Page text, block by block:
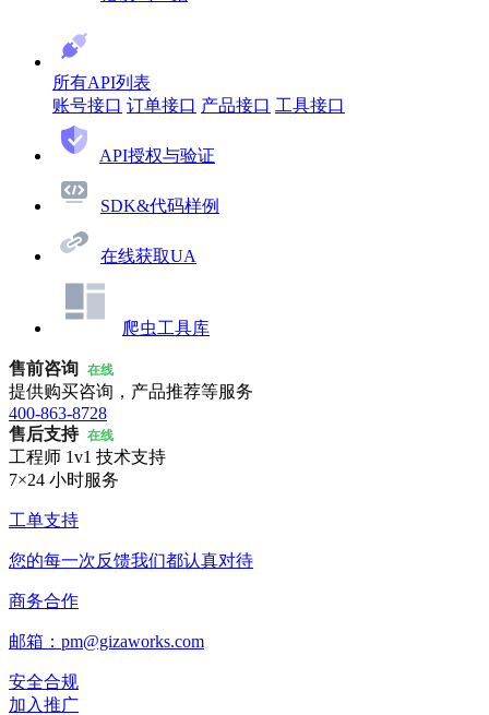
所有API列表
账号接口 订单接口 产品接口 工具接口
API授权与验证
SDK&代码样例
在线获取UA
爬虫工具库
售前咨询 在线
提供购买咨询，产品推荐等服务
400-863-8728
售后支持 在线
工程师 1v1 技术支持
7×24 小时服务
工单支持
您的每一次反馈我们都认真对待
商务合作
邮箱：pm@gizaworks.com
安全合规
加入推广